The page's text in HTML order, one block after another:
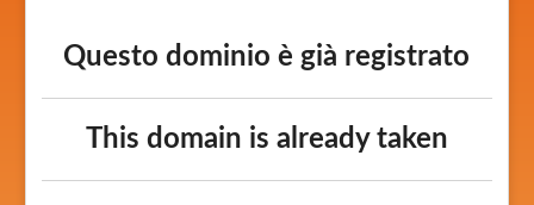
Questo dominio è già registrato
This domain is already taken